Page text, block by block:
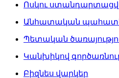
Ոսկու
Անհատական
Պետական
Կանխիկով
Բիզնես վարկեր